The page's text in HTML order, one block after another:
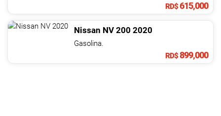
RD$615,000
Nissan NV 200 2020
Gasolina.
RD$899,000